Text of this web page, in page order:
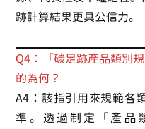
跡計算結果更具公信力。
Q4：「碳足跡產品類別
的為何？
A4：該指引用來規範各
準。透過制定「產品